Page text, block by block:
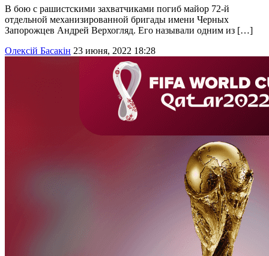
В бою с рашистскими захватчиками погиб майор 72-й
отдельной механизированной бригады имени Черных
Запорожцев Андрей Верхогляд. Его называли одним из […]
Олексій Басакін 23 июня, 2022 18:28